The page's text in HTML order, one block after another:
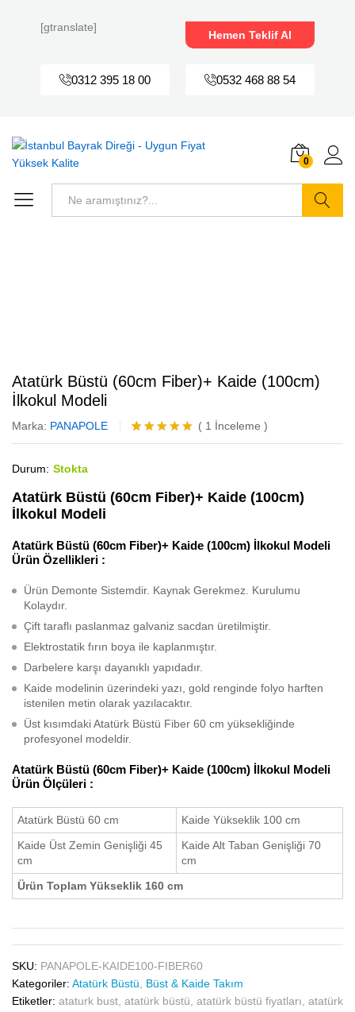
[gtranslate]
Hemen Teklif Al
0312 395 18 00 0532 468 88 54
0
Atatürk Büstü (60cm Fiber)+ Kaide (100cm)
İlkokul Modeli
Marka: PANAPOLE
1
müşteri
5.00 puan
( 1 İnceleme )
Durum: Stokta
Atatürk Büstü (60cm Fiber)+ Kaide (100cm)
İlkokul Modeli
Atatürk Büstü (60cm Fiber)+ Kaide (100cm) İlkokul Modeli
Ürün Özellikleri :
Ürün Demonte Sistemdir. Kaynak Gerekmez. Kurulumu
Kolaydır.
Çift taraflı paslanmaz galvaniz sacdan üretilmiştir.
Elektrostatik fırın boya ile kaplanmıştır.
Darbelere karşı dayanıklı yapıdadır.
Kaide modelinin üzerindeki yazı, gold renginde folyo harften
istenilen metin olarak yazılacaktır.
Üst kısımdaki Atatürk Büstü Fiber 60 cm yüksekliğinde
profesyonel modeldir.
Atatürk Büstü (60cm Fiber)+ Kaide (100cm) İlkokul Modeli
Ürün Ölçüleri :
Atatürk Büstü 60 cm
Kaide Yükseklik 100 cm
Kaide Üst Zemin Genişliği 45
cm
Kaide Alt Taban Genişliği 70
cm
Ürün Toplam Yükseklik 160 cm
SKU: PANAPOLE-KAIDE100-FIBER60
Kategoriler: Atatürk Büstü
Büst & Kaide Takım
Etiketler: ataturk bust atatürk büstü atatürk büstü fiyatları atatürk